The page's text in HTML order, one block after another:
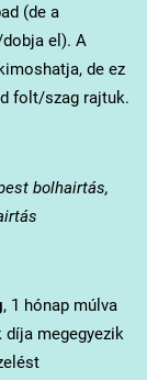
(de a
el). A
de ez
folt/szag rajtuk.
bolhairtás,
, 1 hónap múlva
megegyezik